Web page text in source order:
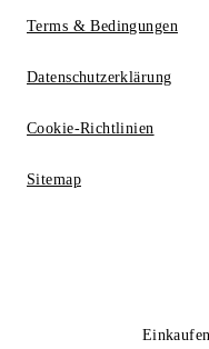
Terms & Bedingungen
Datenschutzerklärung
Cookie-Richtlinien
Sitemap